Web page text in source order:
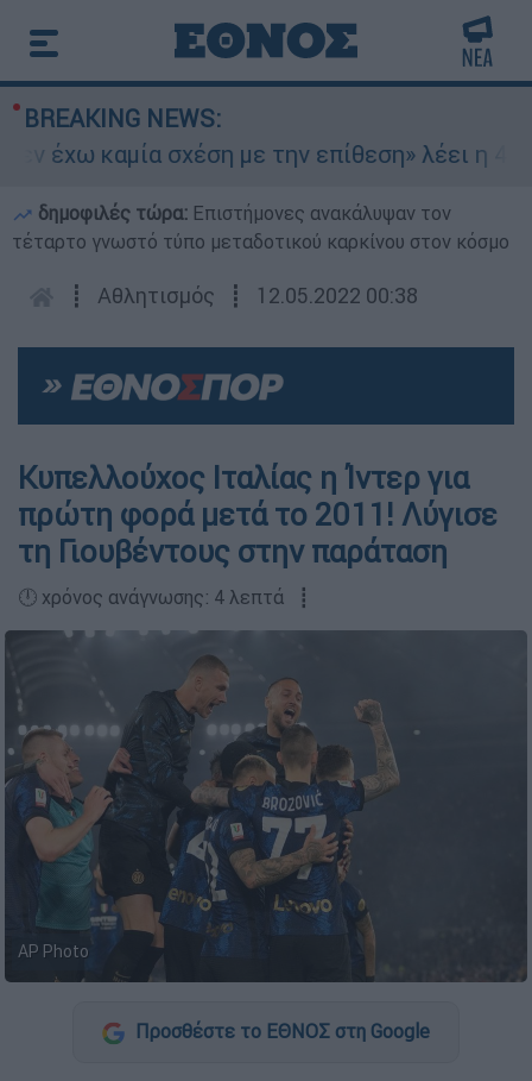
BREAKING NEWS:
καμία σχέση με την επίθεση» λέει η
δημοφιλές τώρα: Επιστήμονες ανακάλυψαν τον
τέταρτο γνωστό τύπο μεταδοτικού καρκίνου στον κόσμο
┋ Αθλητισμός ┋ 12.05.2022 00:38
Κυπελλούχος Ιταλίας η Ίντερ για
πρώτη φορά μετά το 2011! Λύγισε
τη Γιουβέντους στην παράταση
🕛 χρόνος ανάγνωσης: 4 λεπτά ┋
AP Photo
Προσθέστε το ΕΘΝΟΣ στη Google